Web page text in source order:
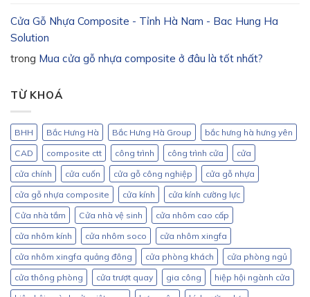
Cửa Gỗ Nhựa Composite - Tỉnh Hà Nam - Bac Hung Ha
Solution
trong Mua cửa gỗ nhựa composite ở đâu là tốt nhất?
TỪ KHOÁ
BHH Bắc Hưng Hà Bắc Hưng Hà Group
bắc hưng hà hưng yên
CAD
composite ctt công trình công trình cửa
cửa
cửa chính
cửa cuốn cửa gỗ công nghiệp
cửa gỗ nhựa
cửa gỗ nhựa composite
cửa kính
cửa kính cường lực
Cửa nhà tắm
Cửa nhà vệ sinh
cửa nhôm cao cấp
cửa nhôm kính
cửa nhôm soco
cửa nhôm xingfa
cửa nhôm xingfa quảng đông
cửa phòng khách
cửa phòng ngủ
cửa thông phòng
cửa trượt quay gia công
hiệp hội ngành cửa